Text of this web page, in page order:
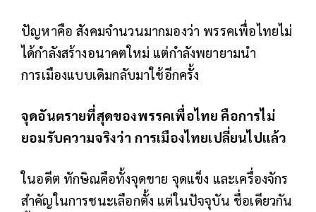
ปัญหาคือ สังคมจำนวนมากมองว่า พรรคเพื่อไทยไม่
ได้กำลังสร้างอนาคตใหม่ แต่กำลังพยายามนำ
การเมืองแบบเดิมกลับมาใช้อีกครั้ง
จุดอันตรายที่สุดของพรรคเพื่อไทย คือการไม่
ยอมรับความจริงว่า การเมืองไทยเปลี่ยนไปแล้ว
ในอดีต ทักษิณคือทั้งจุดขาย จุดแข็ง และเครื่องจักร
สำคัญในการชนะเลือกตั้ง แต่ในปัจจุบัน ชื่อเดียวกัน